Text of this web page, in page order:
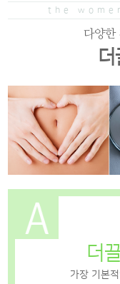
the
다양한
더
가장 기본